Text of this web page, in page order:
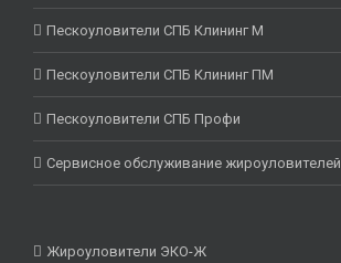
Пескоуловители СПБ Клининг М
Пескоуловители СПБ Клининг ПМ
Пескоуловители СПБ Профи
Сервисное обслуживание жироуловителей
Жироуловители ЭКО-Ж